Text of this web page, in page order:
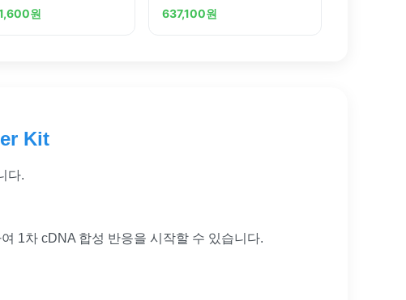
Kit원
Reagent 7.5 mM
637,100원
Kit
다.
1차 cDNA 합성 반응을 시작할 수 있습니다.